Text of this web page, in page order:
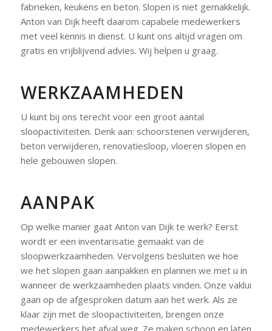
fabrieken, keukens en beton. Slopen is niet gemakkelijk.
Anton van Dijk heeft daarom capabele medewerkers
met veel kennis in dienst. U kunt ons altijd vragen om
gratis en vrijblijvend advies. Wij helpen u graag.
WERKZAAMHEDEN
U kunt bij ons terecht voor een groot aantal
sloopactiviteiten. Denk aan: schoorstenen verwijderen,
beton verwijderen, renovatiesloop, vloeren slopen en
hele gebouwen slopen.
AANPAK
Op welke manier gaat Anton van Dijk te werk? Eerst
wordt er een inventarisatie gemaakt van de
sloopwerkzaamheden. Vervolgens besluiten we hoe
we het slopen gaan aanpakken en plannen we met u in
wanneer de werkzaamheden plaats vinden. Onze vaklui
gaan op de afgesproken datum aan het werk. Als ze
klaar zijn met de sloopactiviteiten, brengen onze
medewerkers het afval weg. Ze maken schoon en laten